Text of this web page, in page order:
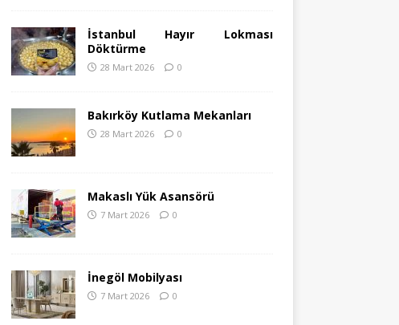
İstanbul Hayır Lokması
Döktürme
28 Mart 2026 0
Bakırköy Kutlama Mekanları
28 Mart 2026 0
Makaslı Yük Asansörü
7 Mart 2026 0
İnegöl Mobilyası
7 Mart 2026 0